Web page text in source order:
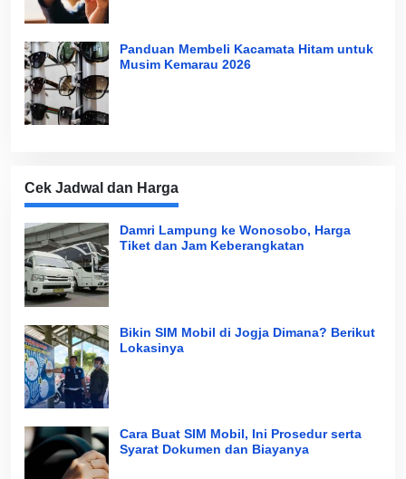
Panduan Membeli Kacamata Hitam untuk
Musim Kemarau 2026
Cek Jadwal dan Harga
Damri Lampung ke Wonosobo, Harga
Tiket dan Jam Keberangkatan
Bikin SIM Mobil di Jogja Dimana? Berikut
Lokasinya
Cara Buat SIM Mobil, Ini Prosedur serta
Syarat Dokumen dan Biayanya